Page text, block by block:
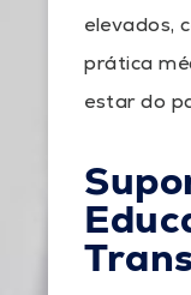
elevados,
prática
estar do